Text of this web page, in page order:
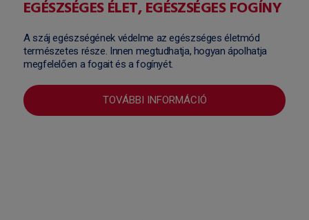
EGÉSZSÉGES ÉLET, EGÉSZSÉGES FOGÍNY
A száj egészségének védelme az egészséges életmód
természetes része. Innen megtudhatja, hogyan ápolhatja
megfelelően a fogait és a fogínyét.
TOVÁBBI INFORMÁCIÓ